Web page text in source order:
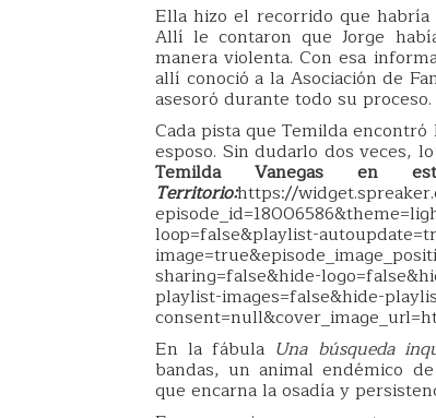
Ella hizo el recorrido que habría
Allí le contaron que Jorge
manera violenta. Con esa
allí conoció a la Asociación de
asesoró durante todo su proceso.
Cada pista que Temilda
esposo. Sin dudarlo dos veces,
Temilda Vanegas en
Territorio:https://
loop=false&playlist-
sharing=false&hide-
playlist-images=false&hide-
En la fábula Una búsqueda
bandas, un animal endémico
que encarna la osadía y